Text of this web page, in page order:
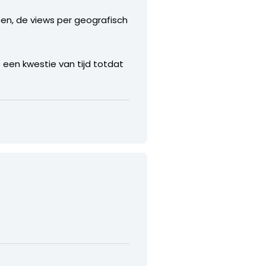
de views per geografisch
een kwestie van tijd totdat